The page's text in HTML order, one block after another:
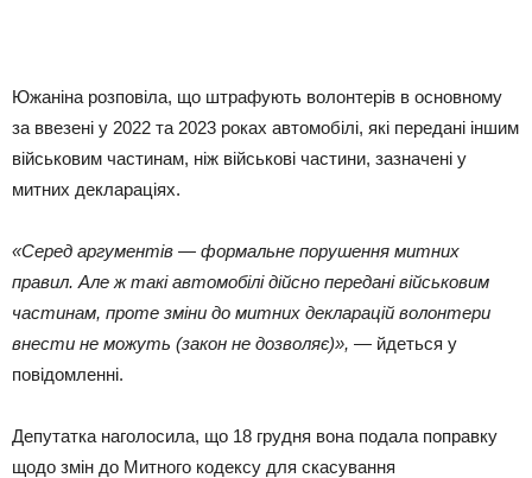
Южаніна розповіла, що штрафують волонтерів в основному
за ввезені у 2022 та 2023 роках автомобілі, які передані іншим
військовим частинам, ніж військові частини, зазначені у
митних деклараціях.
«Серед аргументів — формальне порушення митних
правил. Але ж такі автомобілі дійсно передані військовим
частинам, проте зміни до митних декларацій волонтери
внести не можуть (закон не дозволяє)», — йдеться у
повідомленні.
Депутатка наголосила, що 18 грудня вона подала поправку
щодо змін до Митного кодексу для скасування